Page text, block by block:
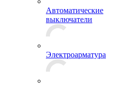
Автоматические
выключатели
Электроарматура